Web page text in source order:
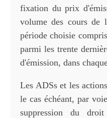
fixation du prix
volume des cours de
période choisie
parmi les trente
d'émission, dans
Les ADSs et les
le cas échéant, par
suppression du